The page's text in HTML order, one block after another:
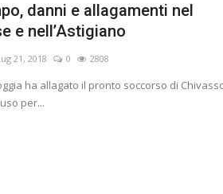
danni e allagamenti nel
e nellʼAstigiano
21, 2018 0 2808
ha allagato il pronto soccorso di
per...